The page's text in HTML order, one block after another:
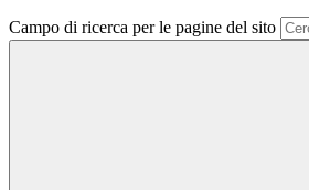
Campo di ricerca per le pagine del sito